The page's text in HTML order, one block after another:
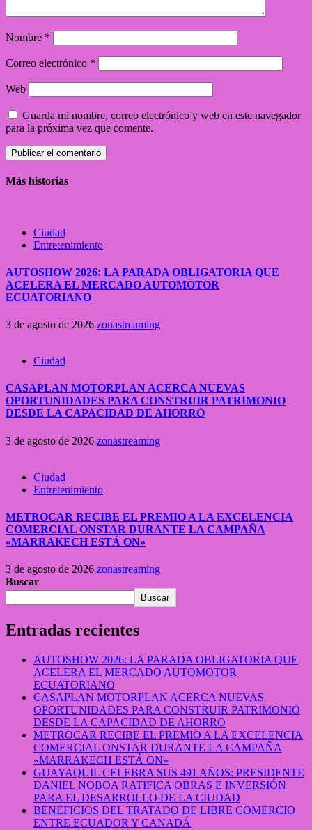
Nombre *
Correo electrónico *
Web
Guarda mi nombre, correo electrónico y web en este navegador
para la próxima vez que comente.
Más historias
Ciudad
Entretenimiento
AUTOSHOW 2026: LA PARADA OBLIGATORIA QUE
ACELERA EL MERCADO AUTOMOTOR
ECUATORIANO
3 de agosto de 2026 zonastreaming
Ciudad
CASAPLAN MOTORPLAN ACERCA NUEVAS
OPORTUNIDADES PARA CONSTRUIR PATRIMONIO
DESDE LA CAPACIDAD DE AHORRO
3 de agosto de 2026 zonastreaming
Ciudad
Entretenimiento
METROCAR RECIBE EL PREMIO A LA EXCELENCIA
COMERCIAL ONSTAR DURANTE LA CAMPAÑA
«MARRAKECH ESTÁ ON»
3 de agosto de 2026 zonastreaming
Buscar
Buscar
Entradas recientes
AUTOSHOW 2026: LA PARADA OBLIGATORIA QUE
ACELERA EL MERCADO AUTOMOTOR
ECUATORIANO
CASAPLAN MOTORPLAN ACERCA NUEVAS
OPORTUNIDADES PARA CONSTRUIR PATRIMONIO
DESDE LA CAPACIDAD DE AHORRO
METROCAR RECIBE EL PREMIO A LA EXCELENCIA
COMERCIAL ONSTAR DURANTE LA CAMPAÑA
«MARRAKECH ESTÁ ON»
GUAYAQUIL CELEBRA SUS 491 AÑOS: PRESIDENTE
DANIEL NOBOA RATIFICA OBRAS E INVERSIÓN
PARA EL DESARROLLO DE LA CIUDAD
BENEFICIOS DEL TRATADO DE LIBRE COMERCIO
ENTRE ECUADOR Y CANADÁ